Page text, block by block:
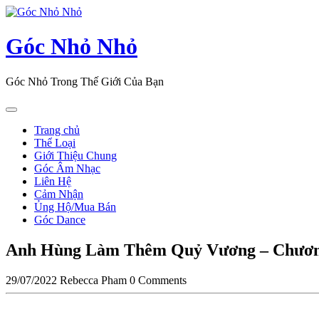
Skip
content
Góc Nhỏ Nhỏ
Góc Nhỏ Trong Thế Giới Của Bạn
Open
ButtonTrang chủ
Thể Loại
Giới Thiệu Chung
Góc Âm Nhạc
Liên Hệ
Cảm Nhận
Ủng Hộ/Mua Bán
Góc Dance
Close
Button
Anh Hùng Làm Thêm Quỷ Vương –
29/07/2022 Rebecca Pham 0 Comments